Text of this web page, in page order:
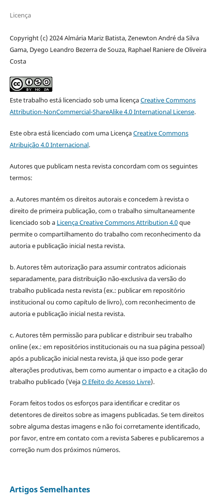
Licença
Copyright (c) 2024 Almária Mariz Batista, Zenewton André da Silva
Gama, Dyego Leandro Bezerra de Souza, Raphael Raniere de Oliveira
Costa
Este trabalho está licenciado sob uma licençaCreative Commons
Attribution-NonCommercial-ShareAlike 4.0 International License.
Este obra está licenciado com uma LicençaCreative Commons
Atribuição 4.0 Internacional.
Autores que publicam nesta revista concordam com os seguintes
termos:
a. Autores mantém os direitos autorais e concedem à revista o
direito de primeira publicação, com o trabalho simultaneamente
licenciado sob a Licença Creative Commons Attribution 4.0que
permite o compartilhamento do trabalho com reconhecimento da
autoria e publicação inicial nesta revista.
b. Autores têm autorização para assumir contratos adicionais
separadamente, para distribuição não-exclusiva da versão do
trabalho publicada nesta revista (ex.: publicar em repositório
institucional ou como capítulo de livro), com reconhecimento de
autoria e publicação inicial nesta revista.
c. Autores têm permissão para publicar e distribuir seu trabalho
online (ex.: em repositórios institucionais ou na sua página pessoal)
após a publicação inicial nesta revista, já que isso pode gerar
alterações produtivas, bem como aumentar o impacto e a citação do
trabalho publicado (VejaO Efeito do Acesso Livre).
Foram feitos todos os esforços para identificar e creditar os
detentores de direitos sobre as imagens publicadas. Se tem direitos
sobre alguma destas imagens e não foi corretamente identificado,
por favor, entre em contato com a revista Saberes e publicaremos a
correção num dos próximos números.
Artigos Semelhantes